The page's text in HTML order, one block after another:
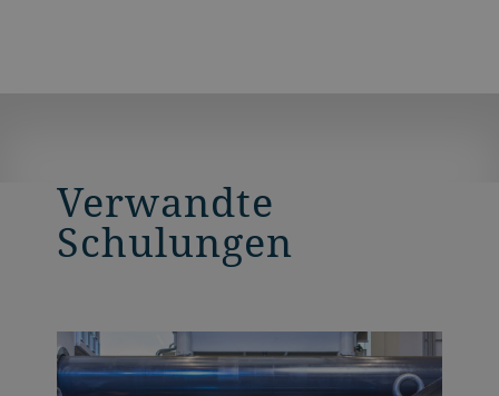
Verwandte
Schulungen